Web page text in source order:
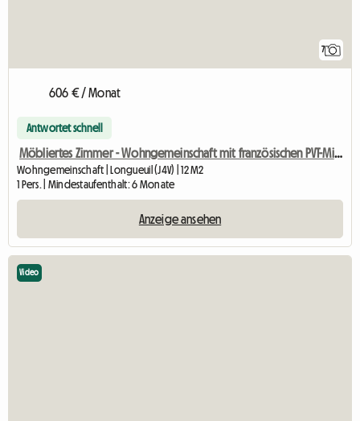
7
606 € / Monat
Antwortet schnell
Möbliertes Zimmer - Wohngemeinschaft mit französischen PVT-Mitarbeitern
Wohngemeinschaft | Longueuil (J4V) | 12 M2
1 Pers. | Mindestaufenthalt: 6 Monate
Anzeige ansehen
Video